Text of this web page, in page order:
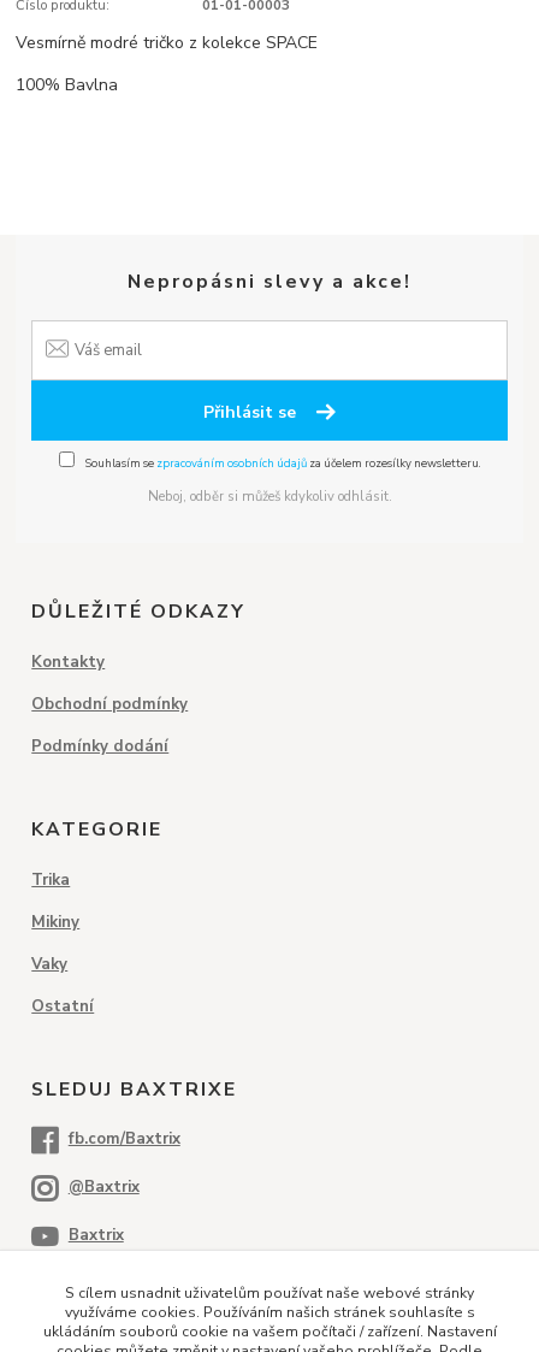
Číslo produktu: 01-01-00003
Vesmírně modré tričko z kolekce SPACE
100% Bavlna
Nepropásni slevy a akce!
Přihlásit se
Souhlasím se zpracováním osobních údajůza účelem rozesílky newsletteru.
Neboj, odběr si můžeš kdykoliv odhlásit.
DŮLEŽITÉ ODKAZY
Kontakty
Obchodní podmínky
Podmínky dodání
KATEGORIE
Trika
Mikiny
Vaky
Ostatní
SLEDUJ BAXTRIXE
S cílem usnadnit uživatelům používat naše webové stránky
využíváme cookies. Používáním našich stránek souhlasíte s
ukládáním souborů cookie na vašem počítači / zařízení. Nastavení